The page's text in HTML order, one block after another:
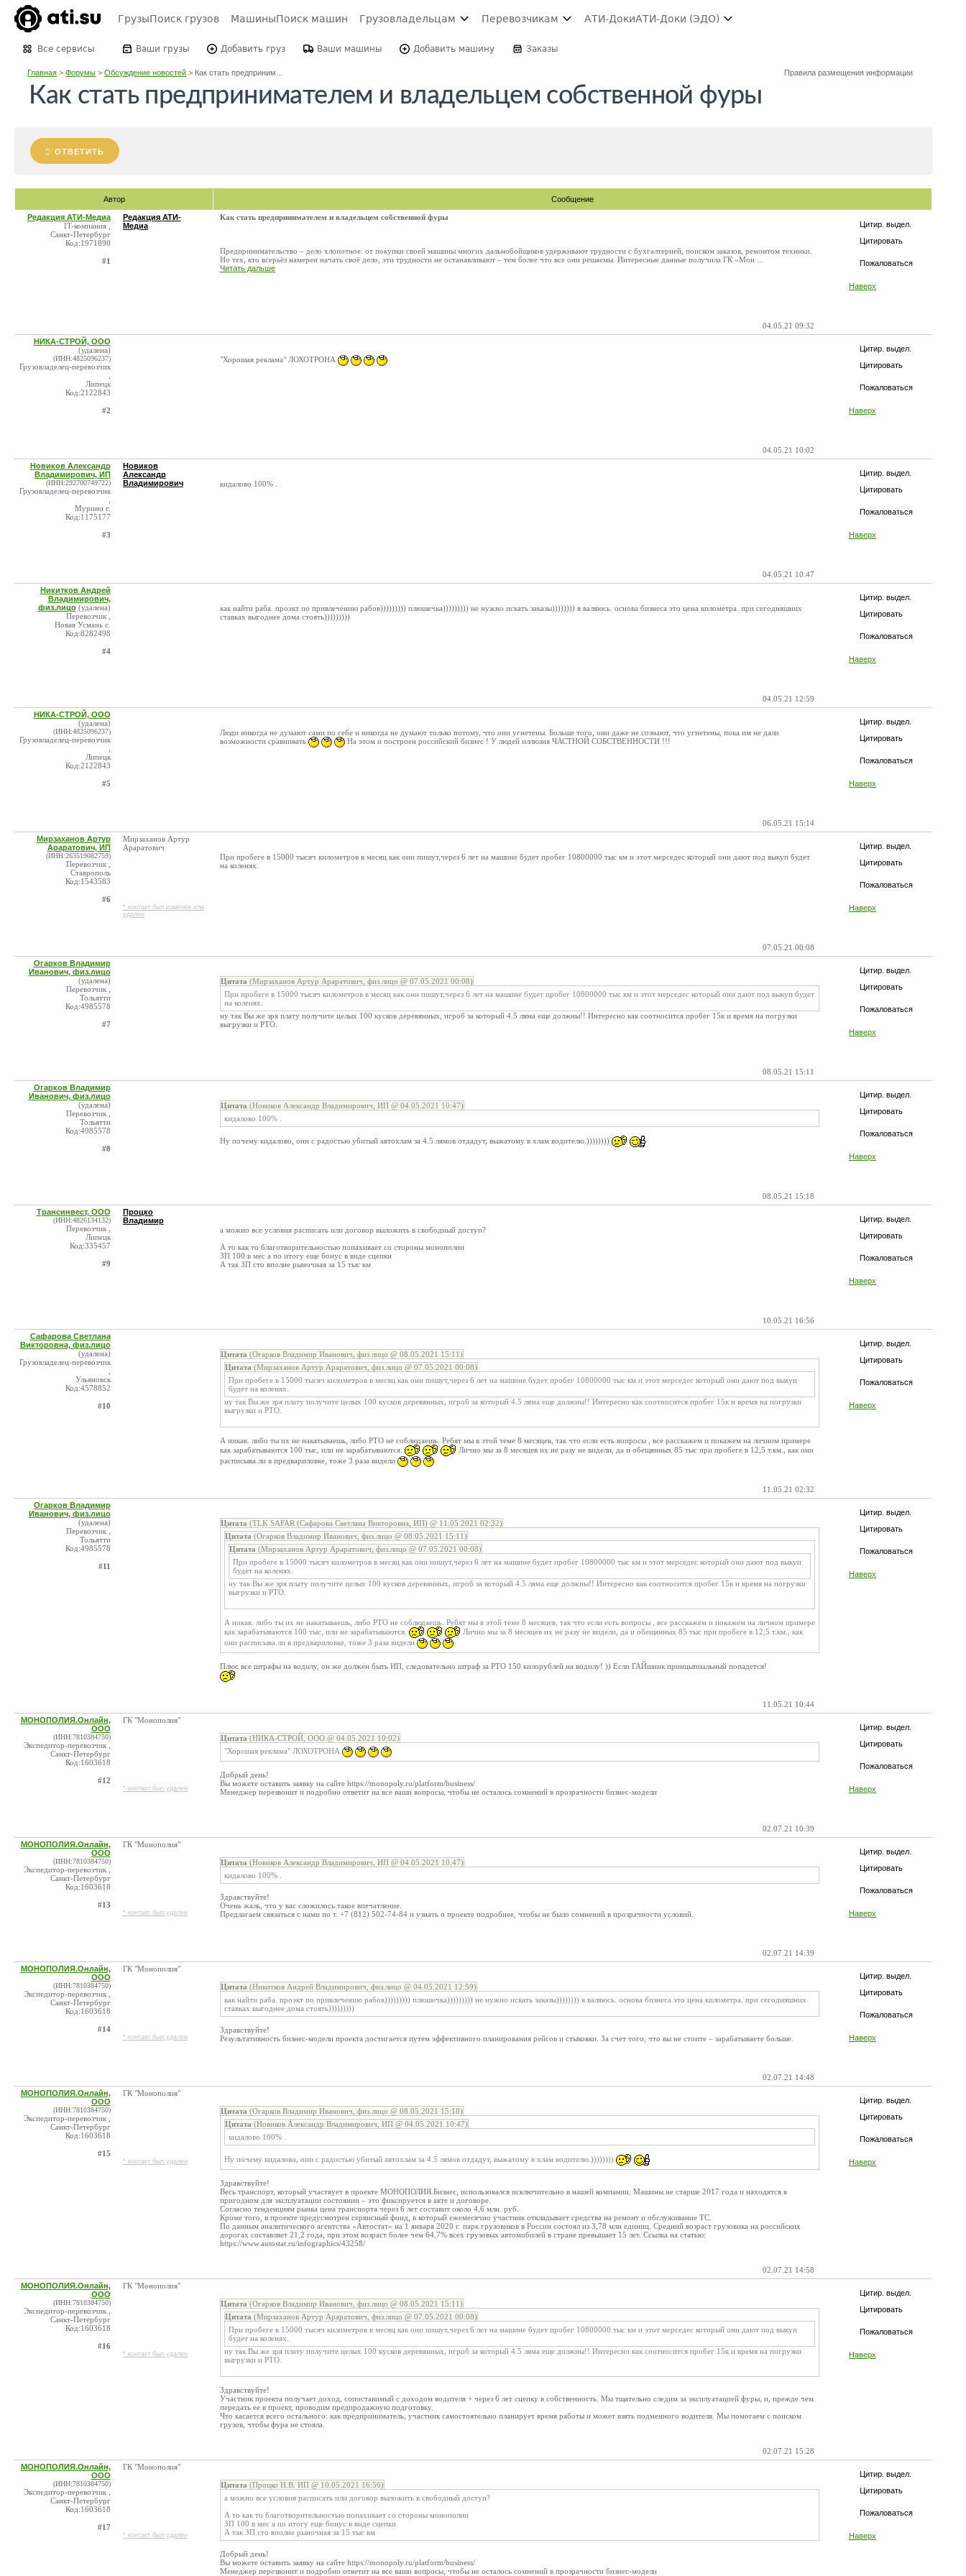
ГрузыПоиск грузов МашиныПоиск машин Грузовладельцам Перевозчикам АТИ-ДокиАТИ-Доки (ЭДО)
Все сервисы Ваши грузы Добавить груз Ваши машины Добавить машину Заказы
Главная >Форумы >Обсуждение новостей > Как стать предприним... Правила размещения информации
Как стать предпринимателем и владельцем собственной фуры
ОТВЕТИТЬ
Автор Сообщение
Цитир. выдел.
Цитировать
Пожаловаться
Наверх
Редакция АТИ-Медиа
IT-компания ,
Санкт-Петербург
Код:1971890
#1
Редакция АТИ-
Медиа
Как стать предпринимателем и владельцем собственной фуры
Предпринимательство – дело хлопотное: от покупки своей машины многих дальнобойщиков удерживают трудности с бухгалтерией, поиском заказов, ремонтом техники.
Но тех, кто всерьёз намерен начать своё дело, эти трудности не останавливают – тем более что все они решаемы. Интересные данные получила ГК «Мон ...
Читать дальше
04.05.21 09:32
Цитир. выдел.
Цитировать
Пожаловаться
Наверх
НИКА-СТРОЙ, ООО
(удалена)
(ИНН:4825096237)
Грузовладелец-перевозчик
Липецк
Код:2122843
#2
"Хорошая реклама" ЛОХОТРОНА
04.05.21 10:02
Цитир. выдел.
Цитировать
Пожаловаться
Наверх
Новиков Александр
Владимирович, ИП
(ИНН:292700749722)
Грузовладелец-перевозчик
Мурино г.
Код:1175177
#3
Новиков
Александр
Владимирович
кидалово 100% .
04.05.21 10:47
Цитир. выдел.
Цитировать
Пожаловаться
Наверх
Никитков Андрей
Владимирович,
физ.лицо (удалена)
Перевозчик ,
Новая Усмань с.
Код:8282498
#4
как найти раба. проэкт по привлечению рабов))))))))) плюшечка))))))))) не нужно искать заказы)))))))) я валяюсь. основа бизнеса это цена километра. при сегодняшних
ставках выгоднее дома стоять)))))))))
04.05.21 12:59
Цитир. выдел.
Цитировать
Пожаловаться
Наверх
НИКА-СТРОЙ, ООО
(удалена)
(ИНН:4825096237)
Грузовладелец-перевозчик
Липецк
Код:2122843
#5
Люди никогда не думают сами по себе и никогда не думают только потому, что они угнетены. Больше того, они даже не сознают, что угнетены, пока им не дали
возможности сравнивать
На этом и построен российский бизнес ! У людей иллюзия ЧАСТНОЙ СОБСТВЕННОСТИ !!!
06.05.21 15:14
Цитир. выдел.
Цитировать
Пожаловаться
Наверх
Мирзаханов Артур
Араратович, ИП
(ИНН:263519082759)
Перевозчик ,
Ставрополь
Код:1543583
#6
Мирзаханов Артур
Араратович
* контакт был изменен или
удален
При пробеге в 15000 тысяч километров в месяц как они пишут,через 6 лет на машине будет пробег 10800000 тыс км и этот мерседес который они дают под выкуп будет
на коленях.
07.05.21 00:08
Цитир. выдел.
Цитировать
Пожаловаться
Наверх
Огарков Владимир
Иванович, физ.лицо
(удалена)
Перевозчик ,
Тольятти
Код:4985578
#7
Цитата (Мирзаханов Артур Араратович, физ.лицо @ 07.05.2021 00:08)
При пробеге в 15000 тысяч километров в месяц как они пишут,через 6 лет на машине будет пробег 10800000 тыс км и этот мерседес который они дают под выкуп будет
на коленях.
ну так Вы же зря плату получите целых 100 кусков деревянных, игроб за который 4.5 ляма еще должны!! Интересно как соотносится пробег 15к и время на погрузки
выгрузки и РТО.
08.05.21 15:11
Цитир. выдел.
Цитировать
Пожаловаться
Наверх
Огарков Владимир
Иванович, физ.лицо
(удалена)
Перевозчик ,
Тольятти
Код:4985578
#8
Цитата (Новиков Александр Владимирович, ИП @ 04.05.2021 10:47)
кидалово 100% .
Ну почему кидалово, они с радостью убитый автохлам за 4.5 лямов отдадут, выжатому в хлам водителю.))))))))
08.05.21 15:18
Цитир. выдел.
Цитировать
Пожаловаться
Наверх
Трансинвест, ООО
(ИНН:4826134132)
Перевозчик ,
Липецк
Код:335457
#9
Процко
Владимир
а можно все условия расписать или договор выложить в свободный доступ?
А то как то благотворительностью попахивает со стороны монополии
ЗП 100 в мес а по итогу еще бонус в виде сцепки
А так ЗП сто вполне рыночная за 15 тыс км
10.05.21 16:56
Цитир. выдел.
Цитировать
Пожаловаться
Наверх
Сафарова Светлана
Викторовна, физ.лицо
(удалена)
Грузовладелец-перевозчик
Ульяновск
Код:4578852
#10
Цитата (Огарков Владимир Иванович, физ.лицо @ 08.05.2021 15:11)
Цитата (Мирзаханов Артур Араратович, физ.лицо @ 07.05.2021 00:08)
При пробеге в 15000 тысяч километров в месяц как они пишут,через 6 лет на машине будет пробег 10800000 тыс км и этот мерседес который они дают под выкуп
будет на коленях.
ну так Вы же зря плату получите целых 100 кусков деревянных, игроб за который 4.5 ляма еще должны!! Интересно как соотносится пробег 15к и время на погрузки
выгрузки и РТО.
А никак. либо ты их не накатываешь, либо РТО не соблюдаешь. Ребят мы в этой теме 8 месяцев, так что если есть вопросы , все расскажем и покажем на личном примере
как зарабатываются 100 тыс, или не зарабатываются.
Лично мы за 8 месяцев их не разу не видели, да и обещянных 85 тыс при пробеге в 12,5 т.км., как они
расписыва.ли в предвариловке, тоже 3 раза видели
11.05.21 02:32
Цитир. выдел.
Цитировать
Пожаловаться
Наверх
Огарков Владимир
Иванович, физ.лицо
(удалена)
Перевозчик ,
Тольятти
Код:4985578
#11
Цитата (TLK SAFAR (Сафарова Светлана Викторовна, ИП) @ 11.05.2021 02:32)
Цитата (Огарков Владимир Иванович, физ.лицо @ 08.05.2021 15:11)
Цитата (Мирзаханов Артур Араратович, физ.лицо @ 07.05.2021 00:08)
При пробеге в 15000 тысяч километров в месяц как они пишут,через 6 лет на машине будет пробег 10800000 тыс км и этот мерседес который они дают под выкуп
будет на коленях.
ну так Вы же зря плату получите целых 100 кусков деревянных, игроб за который 4.5 ляма еще должны!! Интересно как соотносится пробег 15к и время на погрузки
выгрузки и РТО.
А никак. либо ты их не накатываешь, либо РТО не соблюдаешь. Ребят мы в этой теме 8 месяцев, так что если есть вопросы , все расскажем и покажем на личном примере
как зарабатываются 100 тыс, или не зарабатываются.
Лично мы за 8 месяцев их не разу не видели, да и обещянных 85 тыс при пробеге в 12,5 т.км., как
они расписыва.ли в предвариловке, тоже 3 раза видели
Плюс все штрафы на водилу, он же должен быть ИП, следовательно штраф за РТО 150 килорублей на водилу! )) Если ГАЙшник принцыпиальный попадется!
11.05.21 10:44
Цитир. выдел.
Цитировать
Пожаловаться
Наверх
МОНОПОЛИЯ.Онлайн,
ООО
(ИНН:7810384750)
Экспедитор-перевозчик ,
Санкт-Петербург
Код:1603618
#12
ГК "Монополия"
* контакт был удален
Цитата (НИКА-СТРОЙ, ООО @ 04.05.2021 10:02)
"Хорошая реклама" ЛОХОТРОНА
Добрый день!
Вы можете оставить заявку на сайте https://monopoly.ru/platform/business/
Менеджер перезвонит и подробно ответит на все ваши вопросы, чтобы не осталось сомнений в прозрачности бизнес-модели
02.07.21 10:39
Цитир. выдел.
Цитировать
Пожаловаться
Наверх
МОНОПОЛИЯ.Онлайн,
ООО
(ИНН:7810384750)
Экспедитор-перевозчик ,
Санкт-Петербург
Код:1603618
#13
ГК "Монополия"
* контакт был удален
Цитата (Новиков Александр Владимирович, ИП @ 04.05.2021 10:47)
кидалово 100% .
Здравствуйте!
Очень жаль, что у вас сложилось такое впечатление.
Предлагаем связаться с нами по т. +7 (812) 502-74-84 и узнать о проекте подробнее, чтобы не было сомнений в прозрачности условий.
02.07.21 14:39
Цитир. выдел.
Цитировать
Пожаловаться
Наверх
МОНОПОЛИЯ.Онлайн,
ООО
(ИНН:7810384750)
Экспедитор-перевозчик ,
Санкт-Петербург
Код:1603618
#14
ГК "Монополия"
* контакт был удален
Цитата (Никитков Андрей Владимирович, физ.лицо @ 04.05.2021 12:59)
как найти раба. проэкт по привлечению рабов))))))))) плюшечка))))))))) не нужно искать заказы)))))))) я валяюсь. основа бизнеса это цена километра. при сегодняшних
ставках выгоднее дома стоять)))))))))
Здравствуйте!
Результативность бизнес-модели проекта достигается путем эффективного планирования рейсов и стыковки. За счет того, что вы не стоите – зарабатываете больше.
02.07.21 14:48
Цитир. выдел.
Цитировать
Пожаловаться
Наверх
МОНОПОЛИЯ.Онлайн,
ООО
(ИНН:7810384750)
Экспедитор-перевозчик ,
Санкт-Петербург
Код:1603618
#15
ГК "Монополия"
* контакт был удален
Цитата (Огарков Владимир Иванович, физ.лицо @ 08.05.2021 15:18)
Цитата (Новиков Александр Владимирович, ИП @ 04.05.2021 10:47)
кидалово 100% .
Ну почему кидалово, они с радостью убитый автохлам за 4.5 лямов отдадут, выжатому в хлам водителю.))))))))
Здравствуйте!
Весь транспорт, который участвует в проекте МОНОПОЛИЯ.Бизнес, использовался исключительно в нашей компании. Машины не старше 2017 года и находятся в
пригодном для эксплуатации состоянии – это фиксируется в акте и договоре.
Согласно тенденциям рынка цена транспорта через 6 лет составит около 4,6 млн. руб.
Кроме того, в проекте предусмотрен сервисный фонд, в который ежемесячно участник откладывает средства на ремонт и обслуживание ТС.
По данным аналитического агентства «Автостат» на 1 января 2020 г. парк грузовиков в России состоял из 3,78 млн единиц. Средний возраст грузовика на российских
дорогах составляет 21,2 года, при этом возраст более чем 64,7% всех грузовых автомобилей в стране превышает 15 лет. Ссылка на статью:
https://www.autostat.ru/infographics/43258/
02.07.21 14:58
Цитир. выдел.
Цитировать
Пожаловаться
Наверх
МОНОПОЛИЯ.Онлайн,
ООО
(ИНН:7810384750)
Экспедитор-перевозчик ,
Санкт-Петербург
Код:1603618
#16
ГК "Монополия"
* контакт был удален
Цитата (Огарков Владимир Иванович, физ.лицо @ 08.05.2021 15:11)
Цитата (Мирзаханов Артур Араратович, физ.лицо @ 07.05.2021 00:08)
При пробеге в 15000 тысяч километров в месяц как они пишут,через 6 лет на машине будет пробег 10800000 тыс км и этот мерседес который они дают под выкуп
будет на коленях.
ну так Вы же зря плату получите целых 100 кусков деревянных, игроб за который 4.5 ляма еще должны!! Интересно как соотносится пробег 15к и время на погрузки
выгрузки и РТО.
Здравствуйте!
Участник проекта получает доход, сопоставимый с доходом водителя + через 6 лет сцепку в собственность. Мы тщательно следим за эксплуатацией фуры, и, прежде чем
передать ее в проект, проводим предпродажную подготовку.
Что касается всего остального: как предприниматель, участник самостоятельно планирует время работы и может взять подменного водителя. Мы помогаем с поиском
грузов, чтобы фура не стояла.
02.07.21 15:28
Цитир. выдел.
Цитировать
Пожаловаться
Наверх
МОНОПОЛИЯ.Онлайн,
ООО
(ИНН:7810384750)
Экспедитор-перевозчик ,
Санкт-Петербург
Код:1603618
#17
ГК "Монополия"
* контакт был удален
Цитата (Процко Н.В. ИП @ 10.05.2021 16:56)
а можно все условия расписать или договор выложить в свободный доступ?
А то как то благотворительностью попахивает со стороны монополии
ЗП 100 в мес а по итогу еще бонус в виде сцепки
А так ЗП сто вполне рыночная за 15 тыс км
Добрый день!
Вы можете оставить заявку на сайте https://monopoly.ru/platform/business/
Менеджер перезвонит и подробно ответит на все ваши вопросы, чтобы не осталось сомнений в прозрачности бизнес-модели